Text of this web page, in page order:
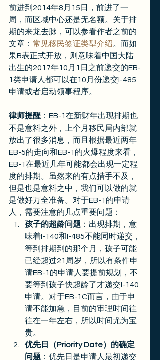
前进到2014年8月15日，前进了一
周，而区域中心还是无名额。关于排
期的来龙去脉，可以参看作者之前的
文章： 常见移民签证类型介绍。而如
果B表正式开放，则意味着中国大陆
出生的2017年10月1日之前递交的EB-
1类申请人都可以在10月份递交I-485
申请或者启动领事程序。
律师提醒 ：EB-1在新财年出现排期也
不是意料之外，上个月移民局内部就
放出了很多消息，而且根据最近两年
EB-5的走向和EB-1的火爆程度来看，
EB-1在最近几年可能都会出现一定程
度的排期。虽然来的有点措手不及，
但是也是意料之中，我们可以做的就
是做好万全准备。对于EB-1的申请
人，需要注意的几点重要问题：
孩子的超龄问题 ：出现排期，意
味着I-140和I-485不能同时递交，
等到排期到的那个月，孩子可能
已经超过21周岁，所以有条件申
请EB-1的申请人要提前规划，不
要等到孩子快超龄了才递交I-140
申请。对于EB-1C而言，由于申
请不能加急，目前的审理时间往
往在一年左右，所以时间尤为宝
贵。
优先日（Priority Date）的确定
问题 ：优先日是申请人最初递交